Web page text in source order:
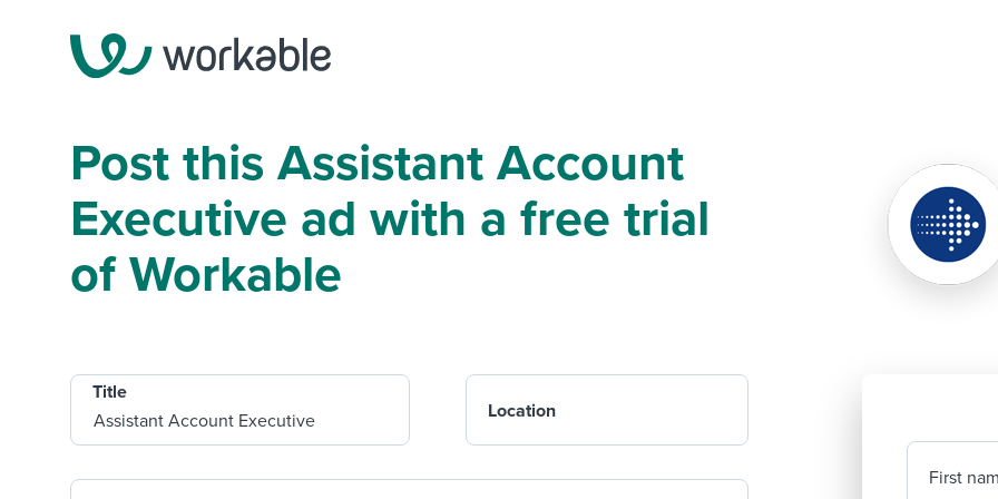
Post this Assistant Account
Executive ad with a free trial
of Workable
Title
Location
First